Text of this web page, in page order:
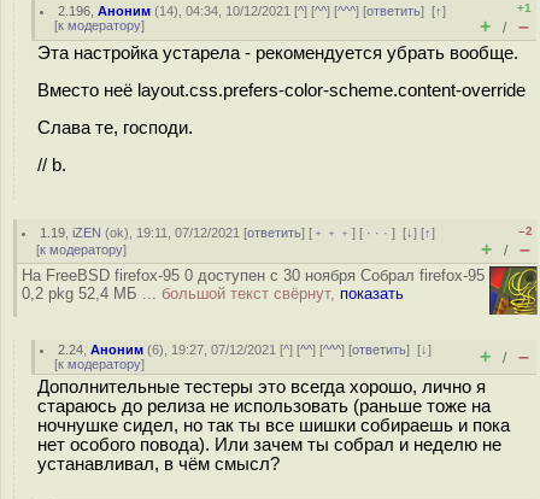
2.196 ,Аноним (14), 04:34, 10/12/2021 [^] [^^] [^^^] [ответить][↑]
[к модератору]
+1
+ / –
Эта настройка устарела - рекомендуется убрать вообще.
Вместо неё layout.css.prefers-color-scheme.content-override
Слава те, господи.
// b.
1.19 ,iZEN (ok), 19:11, 07/12/2021 [ответить] [ ﹢﹢﹢] [ · · ·][↓] [↑]
[к модератору]
–2
+ / –
На FreeBSD firefox-95 0 доступен с 30 ноября Собрал firefox-95
0,2 pkg 52,4 МБ ... большой текст свёрнут, показать
2.24 ,Аноним (6), 19:27, 07/12/2021 [^] [^^] [^^^] [ответить][↓]
[к модератору] + / –
Дополнительные тестеры это всегда хорошо, лично я
стараюсь до релиза не использовать (раньше тоже на
ночнушке сидел, но так ты все шишки собираешь и пока
нет особого повода). Или зачем ты собрал и неделю не
устанавливал, в чём смысл?